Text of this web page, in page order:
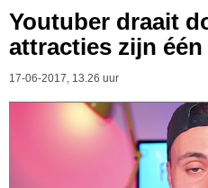
Youtuber draait
attracties zijn
17-06-2017, 13.26 uur